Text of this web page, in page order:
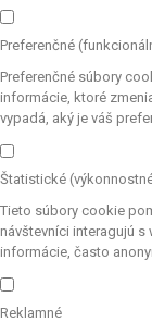
Preferenčné
Preferenčné súbory
informácie, ktoré
vypadá, aký je váš
Štatistické
Tieto súbory cookie
návštevníci interagujú s
informácie, často
Reklamné